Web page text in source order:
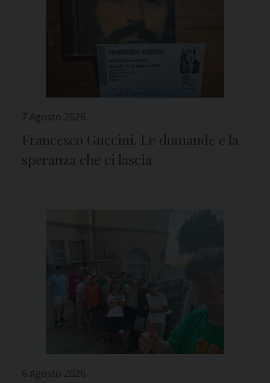
7 Agosto 2026
Francesco Guccini. Le domande e la
speranza che ci lascia
6 Agosto 2026